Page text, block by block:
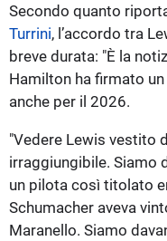
Secondo quanto
Turrini, l’accordo tra
breve durata: "È la
Hamilton ha firmato
anche per il 2026.
"Vedere Lewis vestito
irraggiungibile. Siamo
un pilota così titolato
Schumacher aveva
Maranello. Siamo